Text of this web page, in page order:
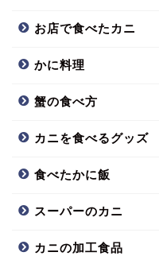
お店で食べたカニ
かに料理
蟹の食べ方
カニを食べるグッズ
食べたかに飯
スーパーのカニ
カニの加工食品